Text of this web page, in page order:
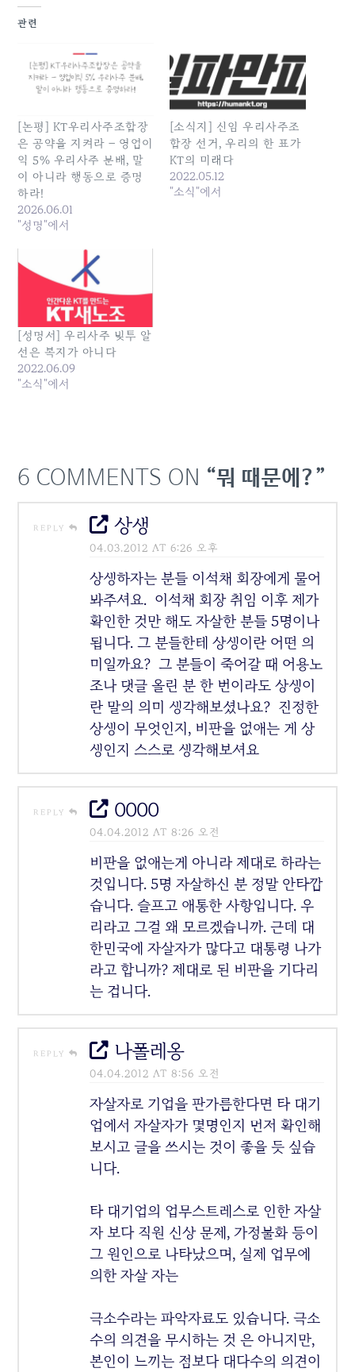
관련
[논평] KT우리사주조합장
은 공약을 지켜라 – 영업이
익 5% 우리사주 분배, 말
이 아니라 행동으로 증명
하라!
2026.06.01
"성명"에서
[소식지] 신임 우리사주조
합장 선거, 우리의 한 표가
KT의 미래다
2022.05.12
"소식"에서
[성명서] 우리사주 빚투 알
선은 복지가 아니다
2022.06.09
"소식"에서
6 COMMENTS ON “뭐 때문에?”
REPLY 상생
04.03.2012 AT 6:26 오후
상생하자는 분들 이석채 회장에게 물어
봐주셔요. 이석채 회장 취임 이후 제가
확인한 것만 해도 자살한 분들 5명이나
됩니다. 그 분들한테 상생이란 어떤 의
미일까요? 그 분들이 죽어갈 때 어용노
조나 댓글 올린 분 한 번이라도 상생이
란 말의 의미 생각해보셨나요? 진정한
상생이 무엇인지, 비판을 없애는 게 상
생인지 스스로 생각해보셔요
REPLY 0000
04.04.2012 AT 8:26 오전
비판을 없애는게 아니라 제대로 하라는
것입니다. 5명 자살하신 분 정말 안타깝
습니다. 슬프고 애통한 사항입니다. 우
리라고 그걸 왜 모르겠습니까. 근데 대
한민국에 자살자가 많다고 대통령 나가
라고 합니까? 제대로 된 비판을 기다리
는 겁니다.
REPLY 나폴레옹
04.04.2012 AT 8:56 오전
자살자로 기업을 판가름한다면 타 대기
업에서 자살자가 몇명인지 먼저 확인해
보시고 글을 쓰시는 것이 좋을 듯 싶습
니다.
타 대기업의 업무스트레스로 인한 자살
자 보다 직원 신상 문제, 가정불화 등이
그 원인으로 나타났으며, 실제 업무에
의한 자살 자는
극소수라는 파악자료도 있습니다. 극소
수의 의견을 무시하는 것 은 아니지만,
본인이 느끼는 점보다 대다수의 의견이